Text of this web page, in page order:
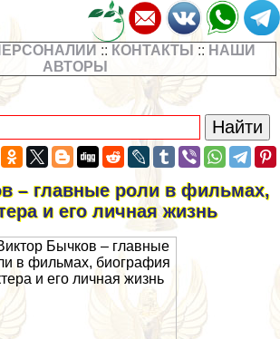
:: КОНТАКТЫ :: НАШИ
АВТОРЫ
– главные роли в фильмах,
и его личная жизнь